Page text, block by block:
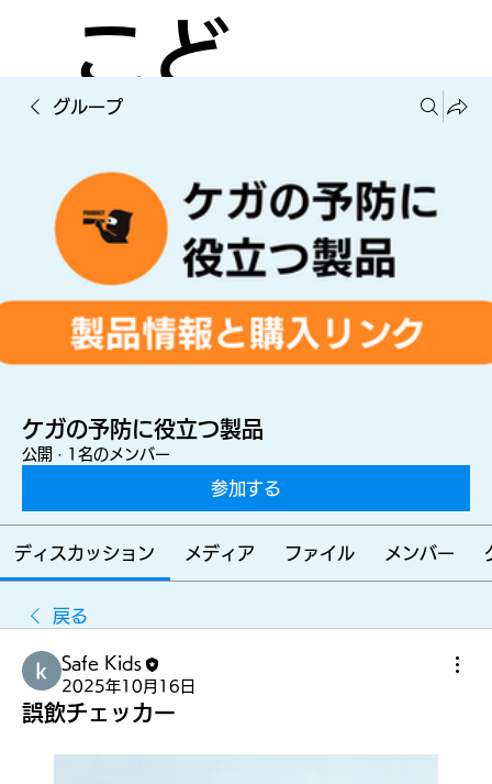
こど
もの
ケガ
を減
らす
ため
に
グループ
ケガの予防に役立つ製品
公開 · 1名のメンバー
参加する
ディスカッション メディア ファイル メンバー
戻る
Safe Kids
2025年10月16日
誤飲チェッカー